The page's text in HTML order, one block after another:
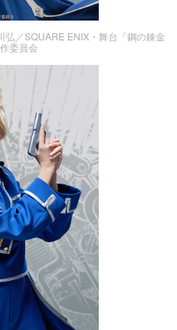
弘／SQUARE ENIX・舞台「鋼の錬金
委員会